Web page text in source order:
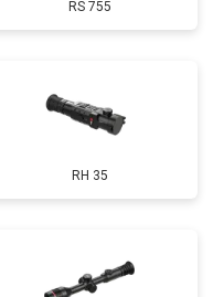
RS 755
RH 35